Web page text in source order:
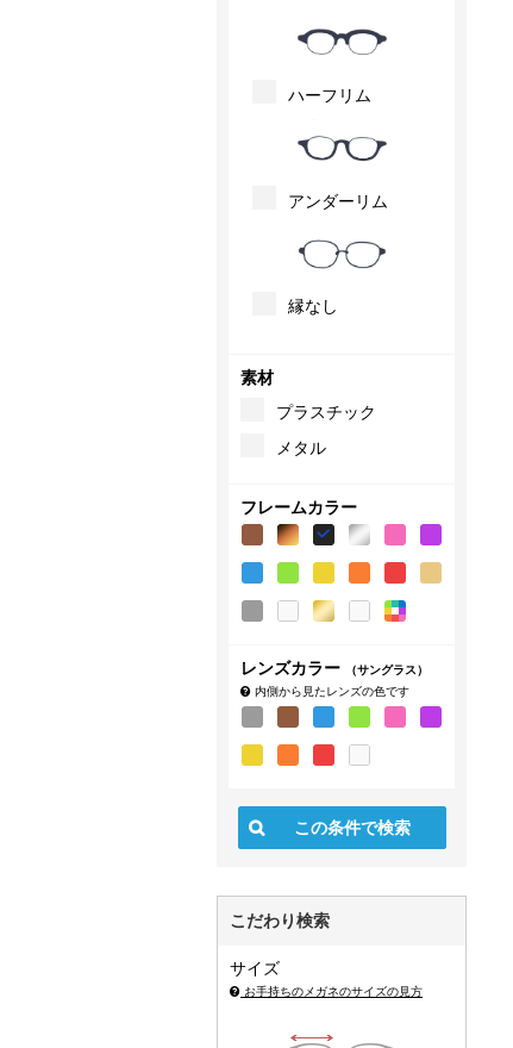
ハーフリム
アンダーリム
縁なし
素材
プラスチック
メタル
フレームカラー
レンズカラー
（サングラス）
内側から見たレンズの色です
こだわり検索
サイズ
お手持ちのメガネのサイズの見方